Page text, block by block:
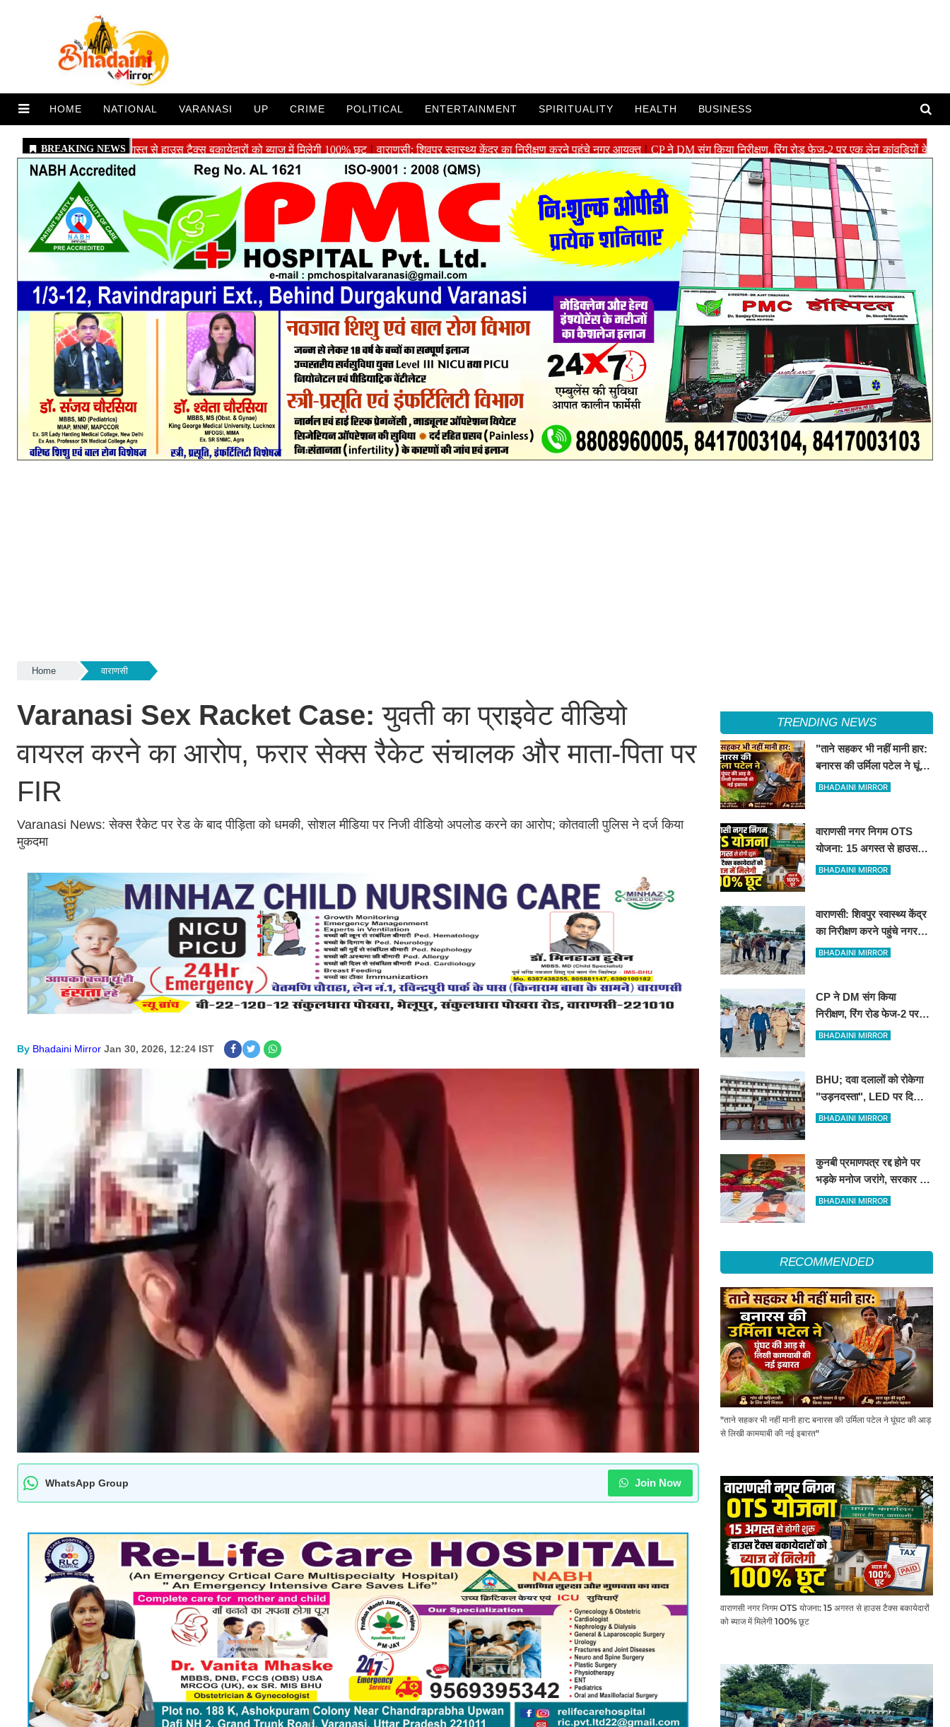
HOME NATIONAL VARANASI UP CRIME POLITICAL ENTERTAINMENT SPIRITUALITY HEALTH BUSINESS
Home वाराणसी
Varanasi Sex Racket Case: युवती का प्राइवेट वीडियो
वायरल करने का आरोप, फरार सेक्स रैकेट संचालक और माता-पिता पर
FIR
Varanasi News: सेक्स रैकेट पर रेड के बाद पीड़िता को धमकी, सोशल मीडिया पर निजी वीडियो अपलोड करने का आरोप; कोतवाली पुलिस ने दर्ज किया
मुकदमा
By Bhadaini Mirror Jan 30, 2026, 12:24 IST
WhatsApp Group Join Now
TRENDING NEWS
"ताने सहकर भी नहीं मानी हार:
बनारस की उर्मिला पटेल ने घूंघट
की आड़ से लिखी कामयाबी की
BHADAINI MIRROR
वाराणसी नगर निगम OTS
योजना: 15 अगस्त से हाउस
टैक्स बकायेदारों को ब्याज में
BHADAINI MIRROR
वाराणसी: शिवपुर स्वास्थ्य केंद्र
का निरीक्षण करने पहुंचे नगर
आयुक्त
BHADAINI MIRROR
CP ने DM संग किया
निरीक्षण, रिंग रोड फेज-2 पर
एक लेन कांवड़ियों के लिए
BHADAINI MIRROR
BHU; दवा दलालों को रोकेगा
"उड़नदस्ता", LED पर दिखाई
जाएगी फर्जीवाड़ा करने वालों की
BHADAINI MIRROR
कुनबी प्रमाणपत्र रद्द होने पर
भड़के मनोज जरांगे, सरकार पर
लगाया साजिश का आरोप
BHADAINI MIRROR
RECOMMENDED
"ताने सहकर भी नहीं मानी हार: बनारस की उर्मिला पटेल ने घूंघट की आड़
से लिखी कामयाबी की नई इबारत"
वाराणसी नगर निगम OTS योजना: 15 अगस्त से हाउस टैक्स बकायेदारों
को ब्याज में मिलेगी 100% छूट